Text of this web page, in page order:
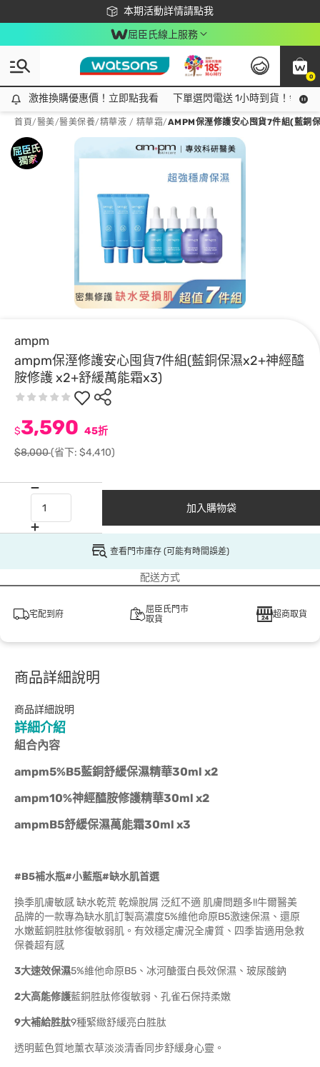
本期活動詳情請點我
下載app最高回饋$350
屈臣氏線上服務
0
激推換購優惠價！立即點我看
激推換購優惠價！立即點我看 下單選閃電送 1小時到貨！領神
首頁/醫美/醫美保養/精華液 / 精華霜/AMPM保溼修護安心囤貨7件組(藍銅
ampm
ampm保溼修護安心囤貨7件組(藍銅保濕x2+神經醯
胺修護 x2+舒緩萬能霜x3)
$3,590 45折
$8,000(省下: $4,410)
加入購物袋
查看門市庫存 (可能有時間誤差)
配送方式
宅配到府
屈臣氏門市
取貨
超商取貨
商品詳細說明
商品詳細說明
詳細介紹
組合內容
ampm5%B5藍銅舒緩保濕精華30ml x2
ampm10%神經醯胺修護精華30ml x2
ampmB5舒緩保濕萬能霜30ml x3
#B5補水瓶#小藍瓶#缺水肌首選
換季肌膚敏感 缺水乾荒 乾燥脫屑 泛紅不適 肌膚問題多!!牛爾醫美
品牌的一款專為缺水肌訂製高濃度5%維他命原B5激速保濕、還原
水嫩藍銅胜肽修復敏弱肌。有效穩定膚況全膚質、四季皆適用急救
保養超有感
3大速效保濕5%維他命原B5、冰河醣蛋白長效保濕、玻尿酸鈉
2大高能修護藍銅胜肽修復敏弱、孔雀石保持柔嫩
9大補給胜肽9種緊緻舒緩亮白胜肽
透明藍色質地薰衣草淡淡清香同步舒緩身心靈。